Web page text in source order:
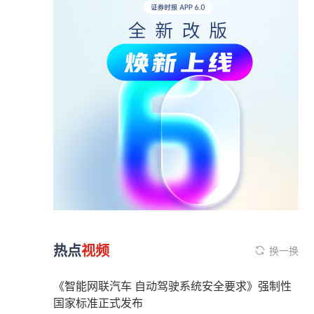
热点视频 换一换
《智能网联汽车 自动驾驶系统安全要求》强制性
国家标准正式发布